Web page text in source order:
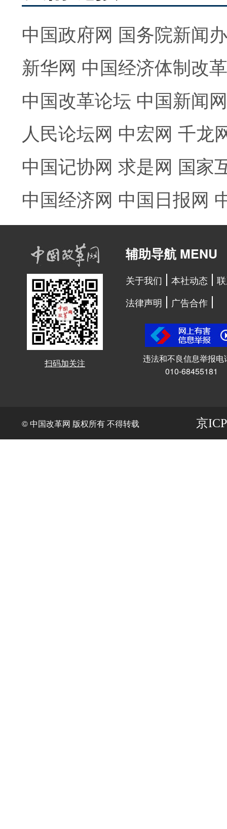
中国政府网 国务院新闻
新华网 中国经济体制改
中国改革论坛 中国新闻网
人民论坛网 中宏网 千龙
中国记协网 求是网 国家
中国经济网 中国日报网
扫码加关注
辅助导航 MENU
关于我们 本社动态
法律声明
广告合作
违法和不良信息举报电
010-68455181
© 中国改革网 版权所有 不得转载 京